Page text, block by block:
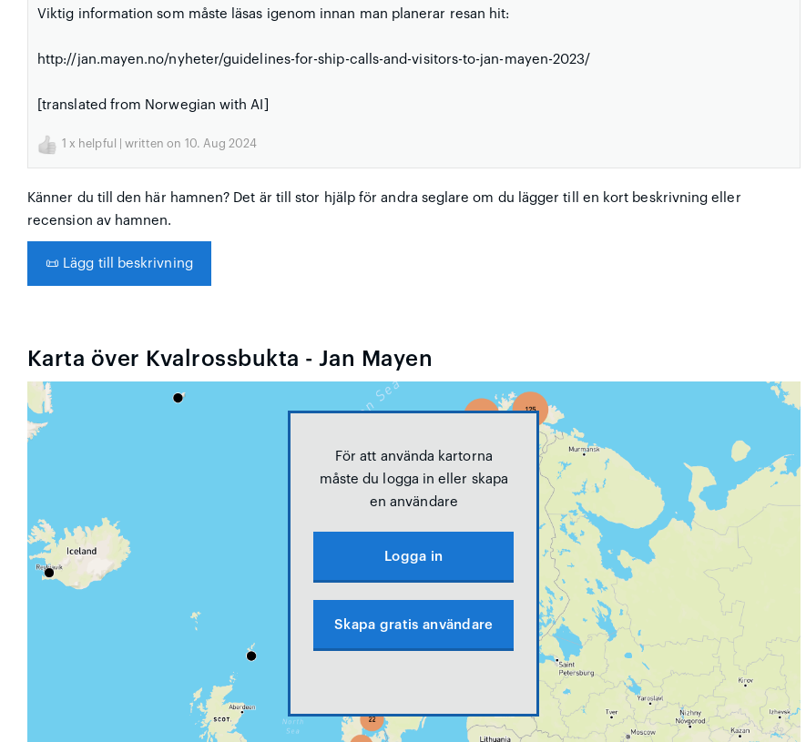
Viktig information som måste läsas igenom innan man planerar resan hit:
http://jan.mayen.no/nyheter/guidelines-for-ship-calls-and-visitors-to-jan-mayen-2023/
[translated from Norwegian with AI]
1 x helpful | written on 10. Aug 2024
Känner du till den här hamnen? Det är till stor hjälp för andra seglare om du lägger till en kort beskrivning eller
recension av hamnen.
📜 Lägg till beskrivning
Karta över Kvalrossbukta - Jan Mayen
För att använda kartorna
måste du logga in eller skapa
en användare
Logga in
Skapa gratis användare